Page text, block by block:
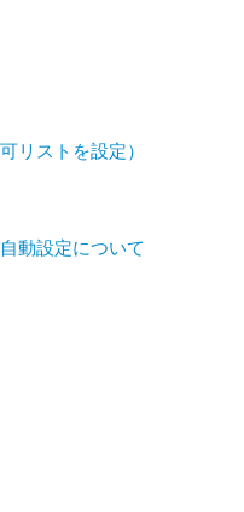
リストを設定）
動設定について